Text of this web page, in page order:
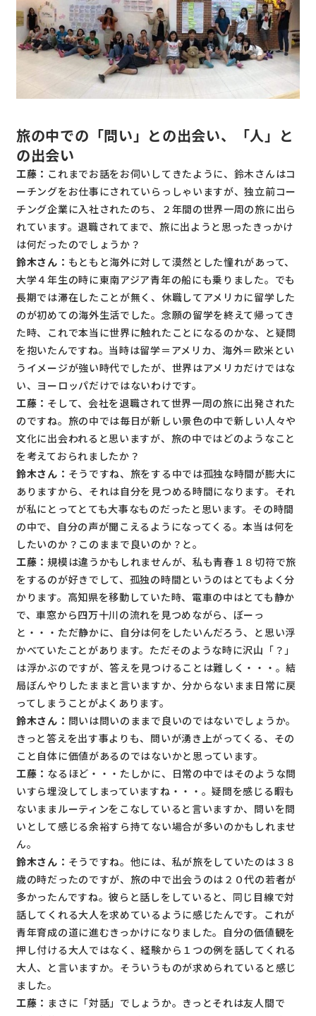
旅の中での「問い」との出会い、「人」と
の出会い
工藤： これまでお話をお伺いしてきたように、鈴木さんはコ
ーチングをお仕事にされていらっしゃいますが、独立前コー
チング企業に入社されたのち、２年間の世界一周の旅に出ら
れています。退職されてまで、旅に出ようと思ったきっかけ
は何だったのでしょうか？
鈴木さん： もともと海外に対して漠然とした憧れがあって、
大学４年生の時に東南アジア青年の船にも乗りました。でも
長期では滞在したことが無く、休職してアメリカに留学した
のが初めての海外生活でした。念願の留学を終えて帰ってき
た時、これで本当に世界に触れたことになるのかな、と疑問
を抱いたんですね。当時は留学＝アメリカ、海外＝欧米とい
うイメージが強い時代でしたが、世界はアメリカだけではな
い、ヨーロッパだけではないわけです。
工藤： そして、会社を退職されて世界一周の旅に出発された
のですね。旅の中では毎日が新しい景色の中で新しい人々や
文化に出会われると思いますが、旅の中ではどのようなこと
を考えておられましたか？
鈴木さん： そうですね、旅をする中では孤独な時間が膨大に
ありますから、それは自分を見つめる時間になります。それ
が私にとってとても大事なものだったと思います。その時間
の中で、自分の声が聞こえるようになってくる。本当は何を
したいのか？このままで良いのか？と。
工藤：規模は違うかもしれませんが、私も青春１８切符で旅
をするのが好きでして、孤独の時間というのはとてもよく分
かります。高知県を移動していた時、電車の中はとても静か
で、車窓から四万十川の流れを見つめながら、ぼーっ
と・・・ただ静かに、自分は何をしたいんだろう、と思い浮
かべていたことがあります。ただそのような時に沢山「？」
は浮かぶのですが、答えを見つけることは難しく・・・。結
局ぼんやりしたままと言いますか、分からないまま日常に戻
ってしまうことがよくあります。
鈴木さん： 問いは問いのままで良いのではないでしょうか。
きっと答えを出す事よりも、問いが湧き上がってくる、その
こと自体に価値があるのではないかと思っています。
工藤： なるほど・・・たしかに、日常の中ではそのような問
いすら埋没してしまっていますね・・・。疑問を感じる暇も
ないままルーティンをこなしていると言いますか、問いを問
いとして感じる余裕すら持てない場合が多いのかもしれませ
ん。
鈴木さん： そうですね。他には、私が旅をしていたのは３８
歳の時だったのですが、旅の中で出会うのは２０代の若者が
多かったんですね。彼らと話しをしていると、同じ目線で対
話してくれる大人を求めているように感じたんです。これが
青年育成の道に進むきっかけになりました。自分の価値観を
押し付ける大人ではなく、経験から１つの例を話してくれる
大人、と言いますか。そういうものが求められていると感じ
ました。
工藤： まさに「対話」でしょうか。きっとそれは友人間で